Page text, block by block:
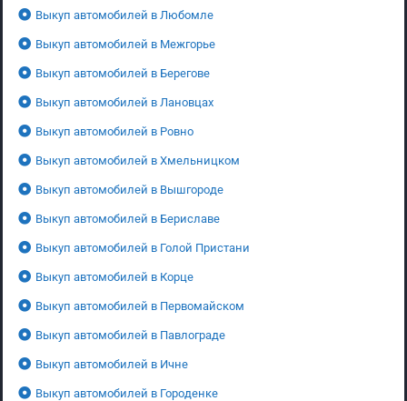
Выкуп автомобилей в Любомле
Выкуп автомобилей в Межгорье
Выкуп автомобилей в Берегове
Выкуп автомобилей в Лановцах
Выкуп автомобилей в Ровно
Выкуп автомобилей в Хмельницком
Выкуп автомобилей в Вышгороде
Выкуп автомобилей в Бериславе
Выкуп автомобилей в Голой Пристани
Выкуп автомобилей в Корце
Выкуп автомобилей в Первомайском
Выкуп автомобилей в Павлограде
Выкуп автомобилей в Ичне
Выкуп автомобилей в Городенке